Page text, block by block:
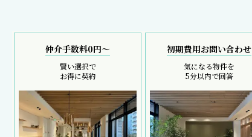
仲介手数料0円～
賢い選択で
お得に契約
初期費用お問い合わせ
気になる物件を
5分以内で回答